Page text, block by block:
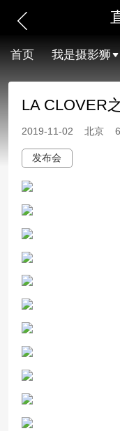
首页 我是摄影狮
LA CLOVER
2019-11-02 北京
发布会